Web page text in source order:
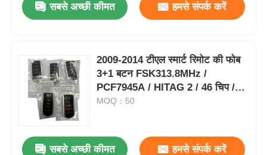
उत्पाद
वीडियो
हमारे बारे में
सबसे अच्छी कीमत हमसे संपर्क करें
2009-2014 टीएल स्मार्ट रिमोट की फोब
3+1 बटन FSK313.8MHz /
PCF7945A / HITAG 2 / 46 चिप /
FCC ID: M3N5WY8145 / HON66
MOQ：50
सबसे अच्छी कीमत हमसे संपर्क करें